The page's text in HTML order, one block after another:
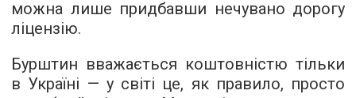
можна лише придбавши нечувано дорогу
ліцензію.
Бурштин вважається коштовністю тільки
в Україні — у світі це, як правило, просто